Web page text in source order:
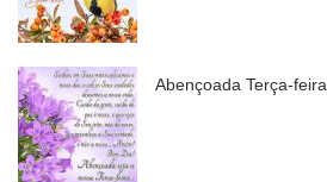
Abençoada Terça-feira